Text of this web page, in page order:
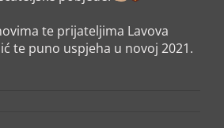
te prijateljima Lavova
te puno uspjeha u novoj 2021.